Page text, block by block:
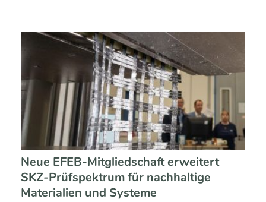
Neue EFEB-Mitgliedschaft erweitert
SKZ-Prüfspektrum für nachhaltige
Materialien und Systeme